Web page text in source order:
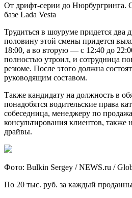
От дрифт-серии до Нюрбургринга.
базе Lada Vestа
Трудиться в шоуруме придется два
половину этой смены придется
18:00, а во вторую — с 12:40 до
полностью утроил, и сотрудница
резюме. После этого должна
руководящим составом.
Также кандидату на должность в
понадобятся водительские права
собеседница, менеджеру по
консультирования клиентов, также
драйвы.
Фото: Bulkin Sergey / NEWS.ru /
По 20 тыс. руб. за каждый